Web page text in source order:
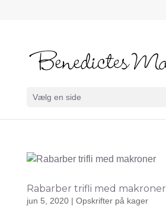
Vælg en side
Rabarber trifli med makroner
jun 5, 2020| Opskrifter på kager